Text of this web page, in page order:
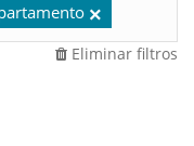
Eliminar filtros